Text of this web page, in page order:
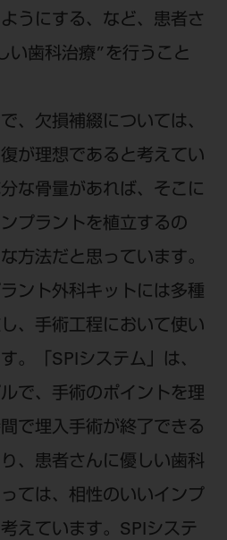
うにする、など、患者さ
い歯科治療”を行うこと
、欠損補綴については、
が理想であると考えてい
な骨量があれば、そこに
プラントを植立するの
方法だと思っています。
ント外科キットには多種
、手術工程において使い
。「SPIシステム」は、
で、手術のポイントを理
で埋入手術が終了できる
、患者さんに優しい歯科
ては、相性のいいインプ
えています。SPIシステ
ル＋
ラスト素材集
（無料）
繋がらない場合がありま
～17:00 （祝日・夏季休
口となります。
ましては、モリタ各担当営
います。